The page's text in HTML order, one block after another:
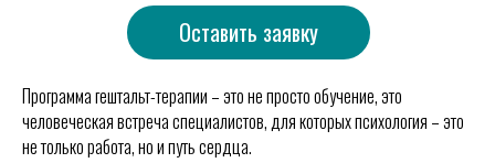
Оставить заявку
Программа гештальт-терапии – это не просто обучение, это
человеческая встреча специалистов, для которых психология – это
не только работа, но и путь сердца.